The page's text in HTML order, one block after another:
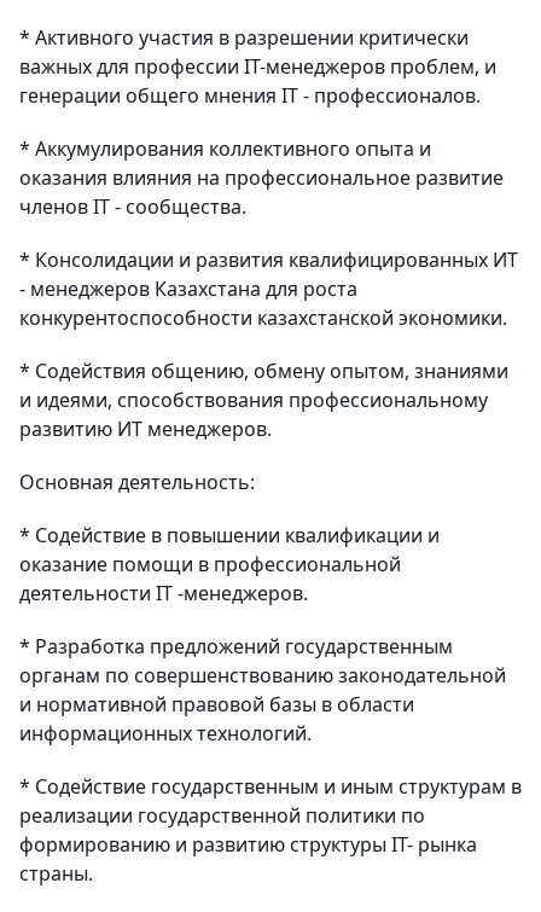
* Активного участия в разрешении критически
важных для профессии IT-менеджеров проблем, и
генерации общего мнения IT - профессионалов.
* Аккумулирования коллективного опыта и
оказания влияния на профессиональное развитие
членов IT - сообщества.
* Консолидации и развития квалифицированных ИТ
- менеджеров Казахстана для роста
конкурентоспособности казахстанской экономики.
* Содействия общению, обмену опытом, знаниями
и идеями, способствования профессиональному
развитию ИТ менеджеров.
Основная деятельность:
* Содействие в повышении квалификации и
оказание помощи в профессиональной
деятельности IT -менеджеров.
* Разработка предложений государственным
органам по совершенствованию законодательной
и нормативной правовой базы в области
информационных технологий.
* Содействие государственным и иным структурам в
реализации государственной политики по
формированию и развитию структуры IT- рынка
страны.